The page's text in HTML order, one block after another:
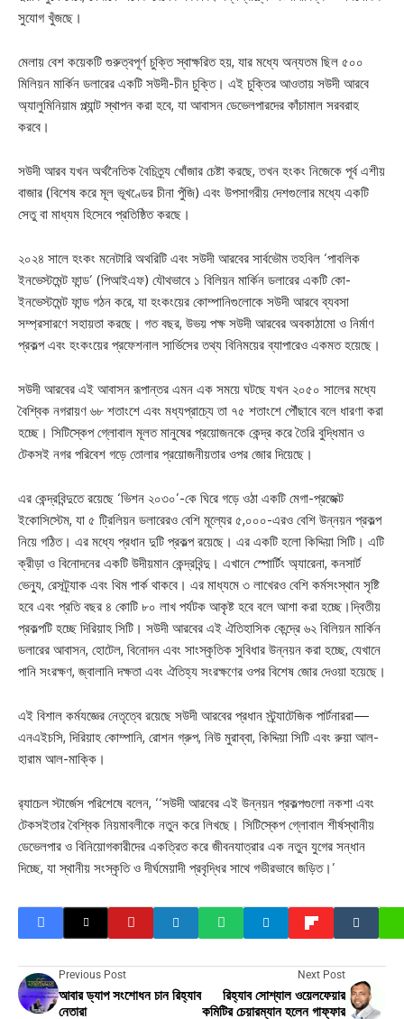
সুযোগ খুঁজছে।
মেলায় বেশ কয়েকটি গুরুত্বপূর্ণ চুক্তি স্বাক্ষরিত হয়, যার মধ্যে অন্যতম ছিল ৫০০
মিলিয়ন মার্কিন ডলারের একটি সউদী-চীন চুক্তি। এই চুক্তির আওতায় সউদী আরবে
অ্যালুমিনিয়াম প্ল্যান্ট স্থাপন করা হবে, যা আবাসন ডেভেলপারদের কাঁচামাল সরবরাহ
করবে।
সউদী আরব যখন অর্থনৈতিক বৈচিত্র্য খোঁজার চেষ্টা করছে, তখন হংকং নিজেকে পূর্ব এশীয়
বাজার (বিশেষ করে মূল ভূখণ্ডের চীনা পুঁজি) এবং উপসাগরীয় দেশগুলোর মধ্যে একটি
সেতু বা মাধ্যম হিসেবে প্রতিষ্ঠিত করছে।
২০২৪ সালে হংকং মনেটারি অথরিটি এবং সউদী আরবের সার্বভৌম তহবিল ‘পাবলিক
ইনভেস্টমেন্ট ফান্ড’ (পিআইএফ) যৌথভাবে ১ বিলিয়ন মার্কিন ডলারের একটি কো-
ইনভেস্টমেন্ট ফান্ড গঠন করে, যা হংকংয়ের কোম্পানিগুলোকে সউদী আরবে ব্যবসা
সম্প্রসারণে সহায়তা করছে। গত বছর, উভয় পক্ষ সউদী আরবের অবকাঠামো ও নির্মাণ
প্রকল্প এবং হংকংয়ের প্রফেশনাল সার্ভিসের তথ্য বিনিময়ের ব্যাপারেও একমত হয়েছে।
সউদী আরবের এই আবাসন রূপান্তর এমন এক সময়ে ঘটছে যখন ২০৫০ সালের মধ্যে
বৈশ্বিক নগরায়ণ ৬৮ শতাংশে এবং মধ্যপ্রাচ্যে তা ৭৫ শতাংশে পৌঁছাবে বলে ধারণা করা
হচ্ছে। সিটিস্কেপ গ্লোবাল মূলত মানুষের প্রয়োজনকে কেন্দ্র করে তৈরি বুদ্ধিমান ও
টেকসই নগর পরিবেশ গড়ে তোলার প্রয়োজনীয়তার ওপর জোর দিয়েছে।
এর কেন্দ্রবিন্দুতে রয়েছে ‘ভিশন ২০৩০’-কে ঘিরে গড়ে ওঠা একটি মেগা-প্রজেক্ট
ইকোসিস্টেম, যা ৫ ট্রিলিয়ন ডলারেরও বেশি মূল্যের ৫,০০০-এরও বেশি উন্নয়ন প্রকল্প
নিয়ে গঠিত। এর মধ্যে প্রধান দুটি প্রকল্প রয়েছে। এর একটি হলো কিদ্দিয়া সিটি। এটি
ক্রীড়া ও বিনোদনের একটি উদীয়মান কেন্দ্রবিন্দু। এখানে স্পোর্টিং অ্যারেনা, কনসার্ট
ভেন্যু, রেসট্র্যাক এবং থিম পার্ক থাকবে। এর মাধ্যমে ৩ লাখেরও বেশি কর্মসংস্থান সৃষ্টি
হবে এবং প্রতি বছর ৪ কোটি ৮০ লাখ পর্যটক আকৃষ্ট হবে বলে আশা করা হচ্ছে।দ্বিতীয়
প্রকল্পটি হচ্ছে দিরিয়াহ সিটি। সউদী আরবের এই ঐতিহাসিক কেন্দ্রে ৬২ বিলিয়ন মার্কিন
ডলারের আবাসন, হোটেল, বিনোদন এবং সাংস্কৃতিক সুবিধার উন্নয়ন করা হচ্ছে, যেখানে
পানি সংরক্ষণ, জ্বালানি দক্ষতা এবং ঐতিহ্য সংরক্ষণের ওপর বিশেষ জোর দেওয়া হয়েছে।
এই বিশাল কর্মযজ্ঞের নেতৃত্বে রয়েছে সউদী আরবের প্রধান স্ট্র্যাটেজিক পার্টনাররা—
এনএইচসি, দিরিয়াহ কোম্পানি, রোশন গ্রুপ, নিউ মুরাব্বা, কিদ্দিয়া সিটি এবং রুয়া আল-
হারাম আল-মাক্কি।
র‍্যাচেল স্টার্জেস পরিশেষে বলেন, ‘‘সউদী আরবের এই উন্নয়ন প্রকল্পগুলো নকশা এবং
টেকসইতার বৈশ্বিক নিয়মাবলীকে নতুন করে লিখছে। সিটিস্কেপ গ্লোবাল শীর্ষস্থানীয়
ডেভেলপার ও বিনিয়োগকারীদের একত্রিত করে জীবনযাত্রার এক নতুন যুগের সন্ধান
দিচ্ছে, যা স্থানীয় সংস্কৃতি ও দীর্ঘমেয়াদী প্রবৃদ্ধির সাথে গভীরভাবে জড়িত।’
Previous Post
আবার ড্যাপ সংশোধন চান রিহ্যাব
নেতারা
Next Post
রিহ্যাব সোশ্যাল ওয়েলফেয়ার
কমিটির চেয়ারম্যান হলেন গাফ্ফার